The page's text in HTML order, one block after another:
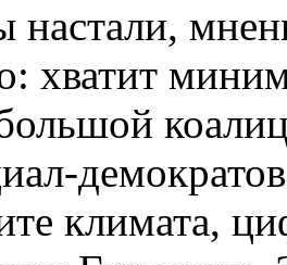
настали,
хватит
климата,